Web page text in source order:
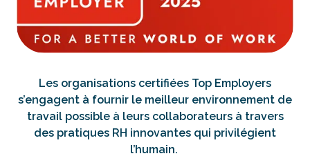
Les organisations certifiées Top Employers
s’engagent à fournir le meilleur environnement de
travail possible à leurs collaborateurs à travers
des pratiques RH innovantes qui privilégient
l’humain.